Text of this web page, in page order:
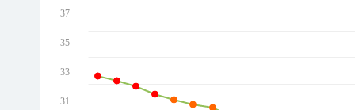
37
35
33
31